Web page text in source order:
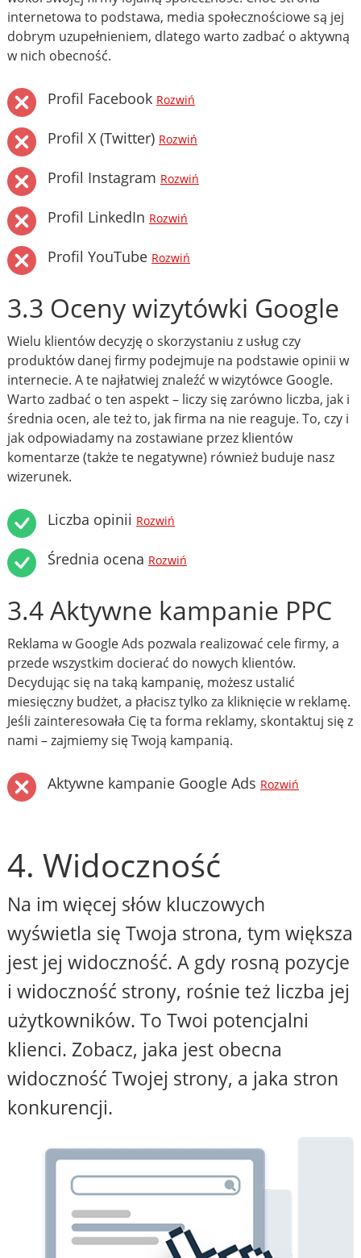
internetowa to podstawa, media społecznościowe są jej
dobrym uzupełnieniem, dlatego warto zadbać o aktywną
w nich obecność.
Profil Facebook Rozwiń
Profil X (Twitter) Rozwiń
Profil Instagram Rozwiń
Profil LinkedIn Rozwiń
Profil YouTube Rozwiń
3.3 Oceny wizytówki Google
Wielu klientów decyzję o skorzystaniu z usług czy
produktów danej firmy podejmuje na podstawie opinii w
internecie. A te najłatwiej znaleźć w wizytówce Google.
Warto zadbać o ten aspekt – liczy się zarówno liczba, jak i
średnia ocen, ale też to, jak firma na nie reaguje. To, czy i
jak odpowiadamy na zostawiane przez klientów
komentarze (także te negatywne) również buduje nasz
wizerunek.
Liczba opinii Rozwiń
Średnia ocena Rozwiń
3.4 Aktywne kampanie PPC
Reklama w Google Ads pozwala realizować cele firmy, a
przede wszystkim docierać do nowych klientów.
Decydując się na taką kampanię, możesz ustalić
miesięczny budżet, a płacisz tylko za kliknięcie w reklamę.
Jeśli zainteresowała Cię ta forma reklamy, skontaktuj się z
nami – zajmiemy się Twoją kampanią.
Aktywne kampanie Google Ads Rozwiń
4. Widoczność
Na im więcej słów kluczowych
wyświetla się Twoja strona, tym większa
jest jej widoczność. A gdy rosną pozycje
i widoczność strony, rośnie też liczba jej
użytkowników. To Twoi potencjalni
klienci. Zobacz, jaka jest obecna
widoczność Twojej strony, a jaka stron
konkurencji.